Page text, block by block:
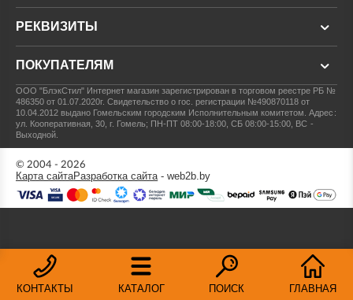
КОНТАКТЫ КАТАЛОГ ПОИСК ГЛАВНАЯ
РЕКВИЗИТЫ
ПОКУПАТЕЛЯМ
ООО "БлэкСтил" Интернет магазин зарегистрирован в торговом реестре РБ №
486350 от 01.07.2020г.Свидетельство о гос. регистрации №490870118 от
10.04.2012 выдано Гомельским городским Исполнительным комитетом.Адрес:
ул. Кооперативная, 30, г. Гомель; ПН-ПТ 08:00-18:00, СБ 08:00-15:00, ВС -
Выходной.
© 2004 - 2026
Карта сайтаРазработка сайта- web2b.by